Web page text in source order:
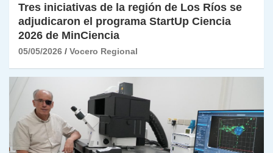
Tres iniciativas de la región de Los Ríos se
adjudicaron el programa StartUp Ciencia
2026 de MinCiencia
05/05/2026 Vocero Regional